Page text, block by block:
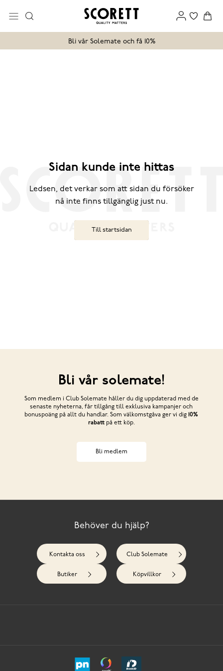
Bli vår Solemate och få 10%
Sidan kunde inte hittas
Ledsen, det verkar som att sidan du försöker
nå inte finns tillgänglig just nu.
Till startsidan
Bli vår solemate!
Som medlem i Club Solemate håller du dig uppdaterad med de
senaste nyheterna, får tillgång till exklusiva kampanjer och
bonuspoäng på allt du handlar. Som välkomstgåva ger vi dig 10%
rabattpå ett köp.
Bli medlem
Behöver du hjälp?
Kontakta oss Club Solemate
Butiker Köpvillkor